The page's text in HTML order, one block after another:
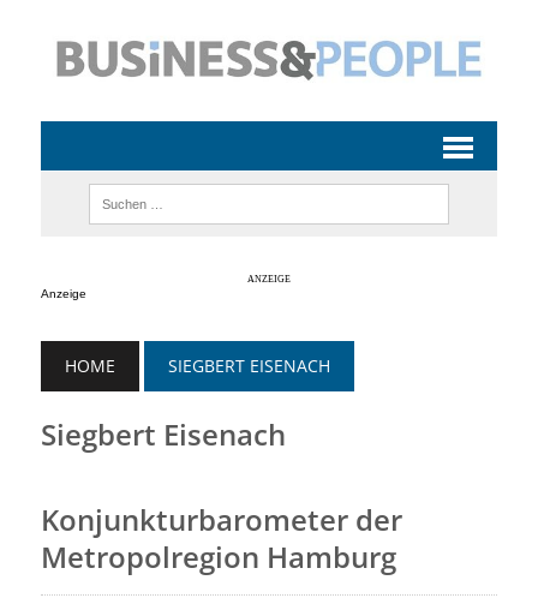
Anzeige
HOME SIEGBERT EISENACH
Siegbert Eisenach
Konjunkturbarometer der
Metropolregion Hamburg